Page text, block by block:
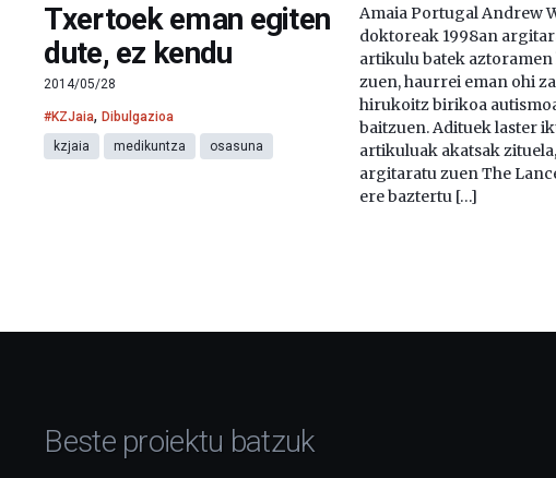
Txertoek eman egiten
dute, ez kendu
2014/05/28
#KZJaia,Dibulgazioa
kzjaia
medikuntza osasuna
Amaia Portugal Andrew
doktoreak 1998an
artikulu batek
zuen, haurrei eman ohi
hirukoitz birikoa
baitzuen. Adituek laster
artikuluak akatsak
argitaratu zuen The
ere baztertu […]
Beste proiektu batzuk